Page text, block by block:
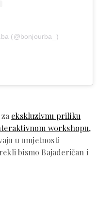
(@bonjourba_)
ekskluzivnu priliku
workshopu,
u umjetnosti
bismo Bajaderičan i